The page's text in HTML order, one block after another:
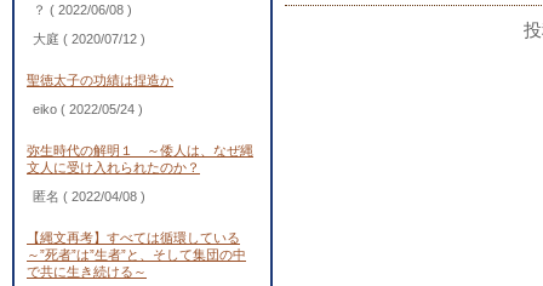
？ ( 2022/06/08 )
大庭 ( 2020/07/12 )
聖徳太子の功績は捏造か
eiko ( 2022/05/24 )
弥生時代の解明１ ～倭人は、なぜ縄
文人に受け入れられたのか？
匿名 ( 2022/04/08 )
【縄文再考】すべては循環している
～”死者”は”生者”と、そして集団の中
で共に生き続ける～